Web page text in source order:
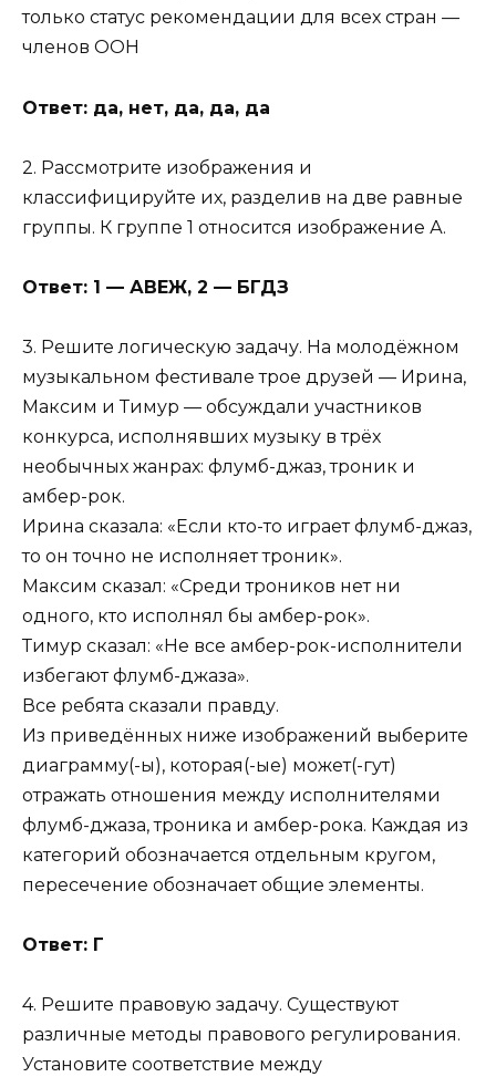
только статус рекомендации для всех стран —
членов ООН
Ответ: да, нет, да, да, да
2. Рассмотрите изображения и
классифицируйте их, разделив на две равные
группы. К группе 1 относится изображение А.
Ответ: 1 — АВЕЖ, 2 — БГДЗ
3. Решите логическую задачу. На молодёжном
музыкальном фестивале трое друзей — Ирина,
Максим и Тимур — обсуждали участников
конкурса, исполнявших музыку в трёх
необычных жанрах: флумб-джаз, троник и
амбер-рок.
Ирина сказала: «Если кто-то играет флумб-джаз,
то он точно не исполняет троник».
Максим сказал: «Среди троников нет ни
одного, кто исполнял бы амбер-рок».
Тимур сказал: «Не все амбер-рок-исполнители
избегают флумб-джаза».
Все ребята сказали правду.
Из приведённых ниже изображений выберите
диаграмму(-ы), которая(-ые) может(-гут)
отражать отношения между исполнителями
флумб-джаза, троника и амбер-рока. Каждая из
категорий обозначается отдельным кругом,
пересечение обозначает общие элементы.
Ответ: Г
4. Решите правовую задачу. Существуют
различные методы правового регулирования.
Установите соответствие между